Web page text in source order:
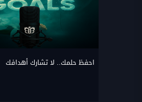
احفظ حلمك.. لا تشارك أهدافك